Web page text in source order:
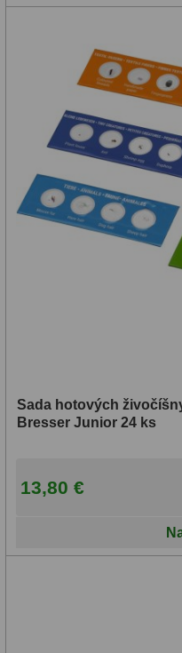
Sada hotových
Bresser Junior 24 ks
13,80 €